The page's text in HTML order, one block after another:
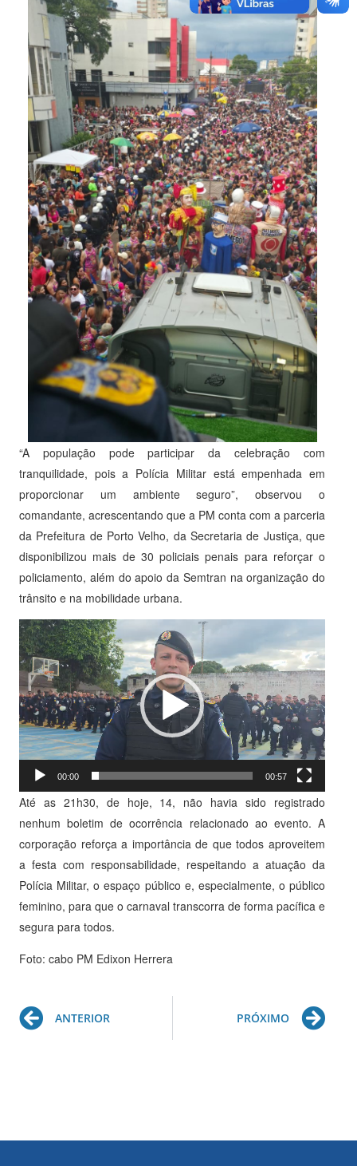
“A população pode participar da celebração com
tranquilidade, pois a Polícia Militar está empenhada em
proporcionar um ambiente seguro”, observou o
comandante, acrescentando que a PM conta com a parceria
da Prefeitura de Porto Velho, da Secretaria de Justiça, que
disponibilizou mais de 30 policiais penais para reforçar o
policiamento, além do apoio da Semtran na organização do
trânsito e na mobilidade urbana.
Tocador
de
vídeo
00:00 00:57
Até as 21h30, de hoje, 14, não havia sido registrado
nenhum boletim de ocorrência relacionado ao evento. A
corporação reforça a importância de que todos aproveitem
a festa com responsabilidade, respeitando a atuação da
Polícia Militar, o espaço público e, especialmente, o público
feminino, para que o carnaval transcorra de forma pacífica e
segura para todos.
Foto: cabo PM Edixon Herrera
Prev
ANTERIOR PRÓXIMO